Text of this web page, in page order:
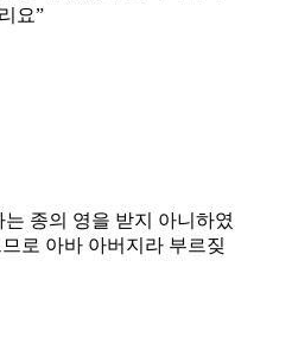
요”
종의 영을 받지 아니하였
로 아바 아버지라 부르짖